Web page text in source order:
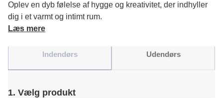
Oplev en dyb følelse af hygge og kreativitet, der indhyller
dig i et varmt og intimt rum.
Læs mere
Indendørs Udendørs
1. Vælg produkt